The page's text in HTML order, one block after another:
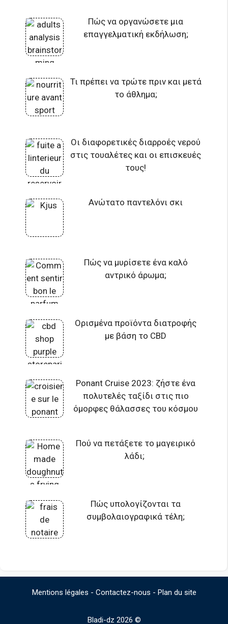
Πώς να οργανώσετε μια
επαγγελματική εκδήλωση;
Τι πρέπει να τρώτε πριν και μετά
το άθλημα;
Οι διαφορετικές διαρροές νερού
στις τουαλέτες και οι επισκευές
τους!
Ανώτατο παντελόνι σκι
Πώς να μυρίσετε ένα καλό
αντρικό άρωμα;
Ορισμένα προϊόντα διατροφής
με βάση το CBD
Ponant Cruise 2023: ζήστε ένα
πολυτελές ταξίδι στις πιο
όμορφες θάλασσες του κόσμου
Πού να πετάξετε το μαγειρικό
λάδι;
Πώς υπολογίζονται τα
συμβολαιογραφικά τέλη;
Mentions légales - Contactez-nous - Plan du site
Bladi-dz 2026 ©